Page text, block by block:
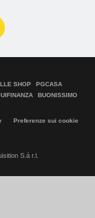
SHOP
PGCASA
BUONISSIMO
Preferenze sui cookie
S.á r.l.